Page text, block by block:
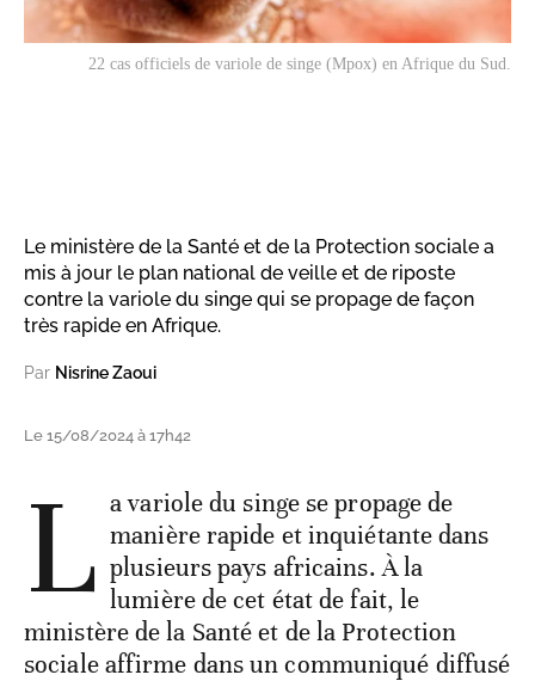
22 cas officiels de variole de singe (Mpox) en Afrique du Sud.
Le ministère de la Santé et de la Protection sociale a
mis à jour le plan national de veille et de riposte
contre la variole du singe qui se propage de façon
très rapide en Afrique.
Par Nisrine Zaoui
Le 15/08/2024 à 17h42
L a variole du singe se propage de
manière rapide et inquiétante dans
plusieurs pays africains. À la
lumière de cet état de fait, le
ministère de la Santé et de la Protection
sociale affirme dans un communiqué diffusé